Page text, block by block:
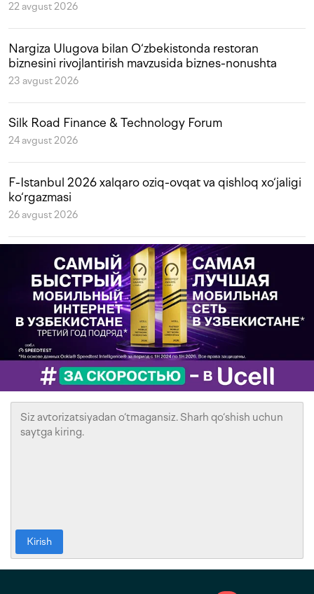
22 avgust 2026
Nargiza Ulugova bilan O‘zbekistonda restoran
biznesini rivojlantirish mavzusida biznes-nonushta
23 avgust 2026
Silk Road Finance & Technology Forum
24 avgust 2026
F-Istanbul 2026 xalqaro oziq-ovqat va qishloq xo‘jaligi
ko‘rgazmasi
26 avgust 2026
Kirish